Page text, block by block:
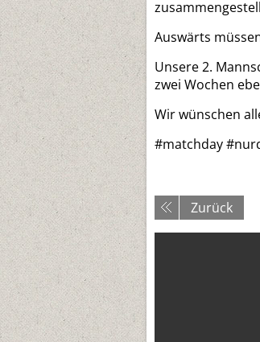
Auswärts
Unsere 2.
zwei Wochen
Wir wünschen
‪#‎matchday‬
Zurück